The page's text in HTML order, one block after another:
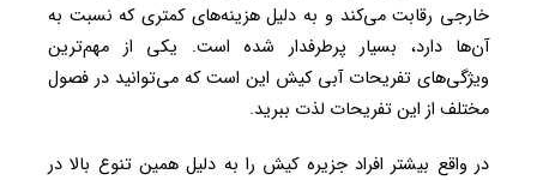
خارجی رقابت می‌کند و به دلیل هزینه‌های کمتری که نسبت به
آن‌ها دارد، بسیار پرطرفدار شده است. یکی از مهم‌ترین
ویژگی‌های تفریحات آبی کیش این است که می‌توانید در فصول
مختلف از این تفریحات لذت ببرید.
در واقع بیشتر افراد جزیره کیش را به دلیل همین تنوع بالا در